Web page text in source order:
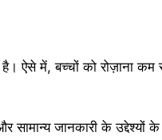
है। ऐसे में, बच्चों को रोज़ाना
जानकारी के उद्देश्यों